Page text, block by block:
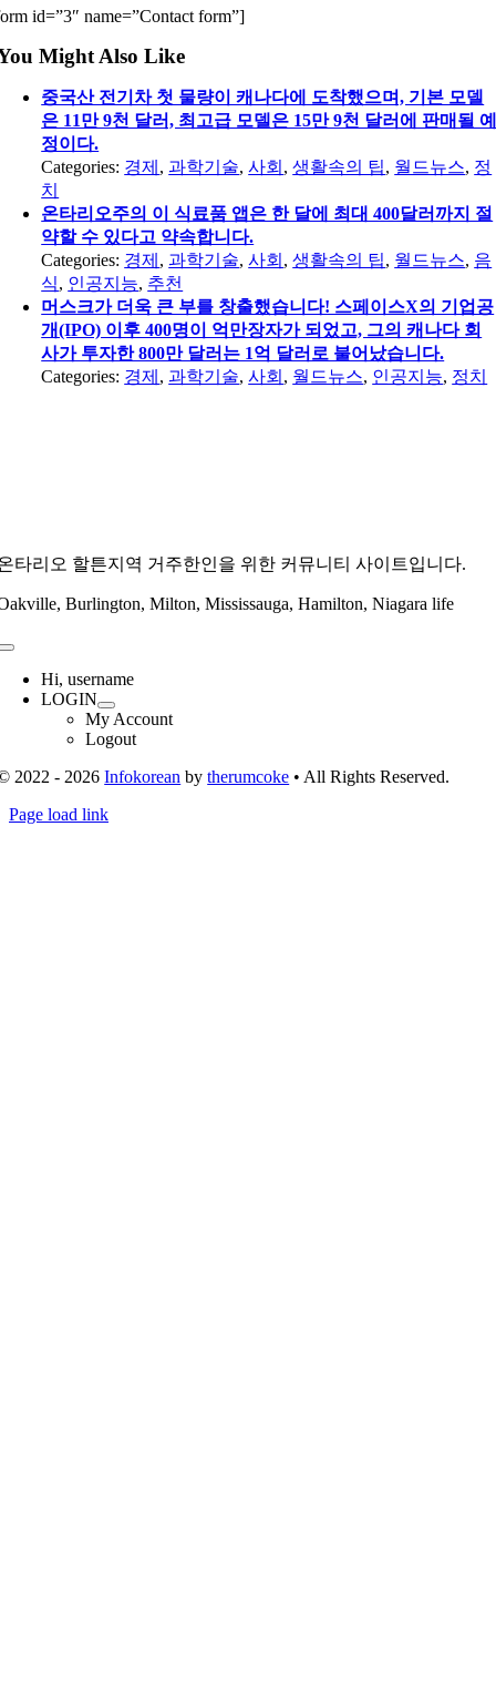
id=”3″ name=”Contact form”]
Might Also Like
중국산 전기차 첫 물량이 캐나다에 도착했으며, 기본 모델
은 11만 9천 달러, 최고급 모델은 15만 9천 달러에 판매될
정이다.
Categories: 경제 ,과학기술,사회 ,생활속의 팁, 월드뉴스, 정
치
온타리오주의 이 식료품 앱은 한 달에 최대 400달러까지 절
약할 수 있다고 약속합니다.
Categories: 경제 ,과학기술,사회 ,생활속의 팁, 월드뉴스, 음
식, 인공지능, 추천
머스크가 더욱 큰 부를 창출했습니다! 스페이스X의 기업공
개(IPO) 이후 400명이 억만장자가 되었고, 그의 캐나다 회
사가 투자한 800만 달러는 1억 달러로 불어났습니다.
Categories: 경제 ,과학기술,사회 , 월드뉴스, 인공지능, 정치
타리오 할튼지역 거주한인을 위한 커뮤니티 사이트입니다.
Burlington, Milton, Mississauga, Hamilton, Niagara life
Toggle
NavigationHi, username
LOGIN
My Account
Logout
2022 - 2026Infokorean bytherumcoke • All Rights Reserved.
Toggle
Page load link